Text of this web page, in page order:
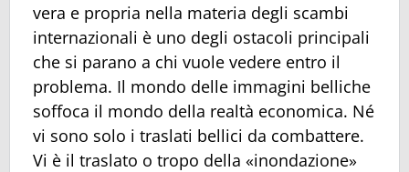
vera e propria nella materia degli scambi
internazionali è uno degli ostacoli principali
che si parano a chi vuole vedere entro il
problema. Il mondo delle immagini belliche
soffoca il mondo della realtà economica. Né
vi sono solo i traslati bellici da combattere.
Vi è il traslato o tropo della «inondazione»